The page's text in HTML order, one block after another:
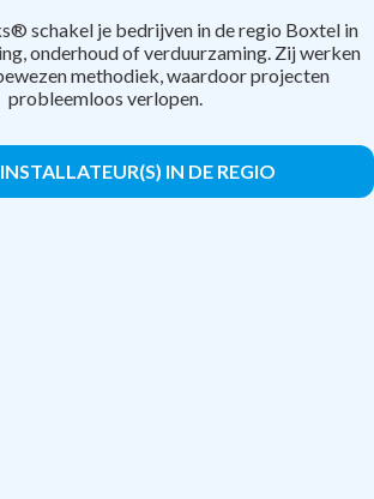
schakel je bedrijven in de regio Boxtel in
onderhoud of verduurzaming. Zij werken
methodiek, waardoor projecten
probleemloos verlopen.
IN DE REGIO